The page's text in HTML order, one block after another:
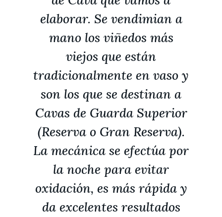
elaborar. Se vendimian a
mano los viñedos más
viejos que están
tradicionalmente en vaso y
son los que se destinan a
Cavas de Guarda Superior
(Reserva o Gran Reserva).
La mecánica se efectúa por
la noche para evitar
oxidación, es más rápida y
da excelentes resultados